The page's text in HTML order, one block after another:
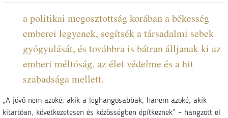
a politikai megosztottság korában a békesség
emberei legyenek, segítsék a társadalmi sebek
gyógyulását, és továbbra is bátran álljanak ki az
emberi méltóság, az élet védelme és a hit
szabadsága mellett.
„A jövő nem azoké, akik a leghangosabbak, hanem azoké, akik
kitartóan, következetesen és közösségben építkeznek” – hangzott el